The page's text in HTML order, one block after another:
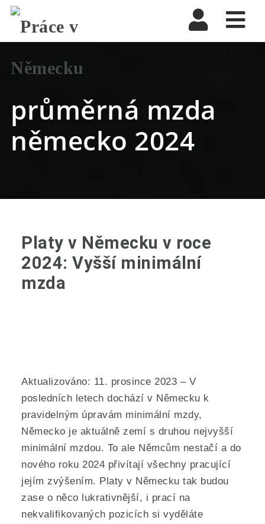
průměrná mzda
německo 2024
Platy v Německu v roce
2024: Vyšší minimální
mzda
Aktualizováno: 11. prosince 2023 – V
posledních letech dochází v Německu k
pravidelným úpravám minimální mzdy,
Německo je aktuálně zemí s druhou nejvyšší
minimální mzdou. To ale Němcům nestačí a do
nového roku 2024 přivítají všechny pracující
jejím zvýšením. Platy v Německu tak budou
zase o něco lukrativnější, i prací na
nekvalifikovaných pozicích si vyděláte